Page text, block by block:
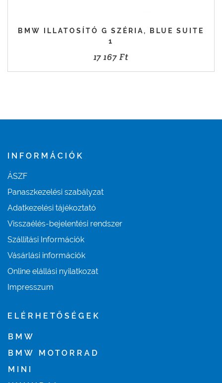
BMW ILLATOSÍTÓ G SZÉRIA, BLUE SUITE
1
17 167 Ft
INFORMÁCIÓK
ÁSZF
Panaszkezelési szabályzat
Adatkezelési tájékoztató
Visszaélés-bejelentési rendszer
Szállítási Információk
Vásárlási információk
Online elállási nyilatkozat
Impresszum
ELÉRHETŐSÉGEK
BMW
BMW MOTORRAD
MINI